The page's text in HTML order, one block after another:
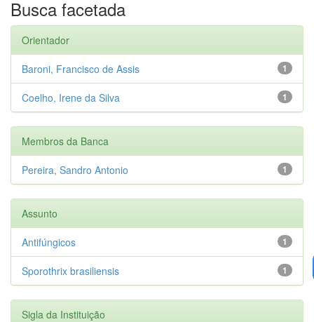
Busca facetada
Orientador
1
Baroni, Francisco de Assis
1
Coelho, Irene da Silva
Membros da Banca
1
Pereira, Sandro Antonio
Assunto
1
Antifúngicos
1
Sporothrix brasiliensis
Sigla da Instituição